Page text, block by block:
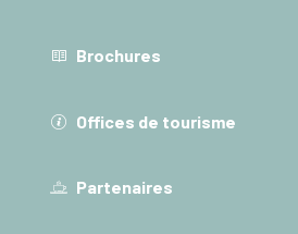
Brochures
Offices de tourisme
Partenaires